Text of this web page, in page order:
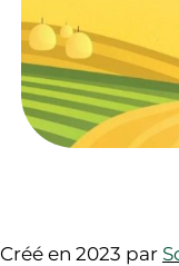
Créé en 2023 par